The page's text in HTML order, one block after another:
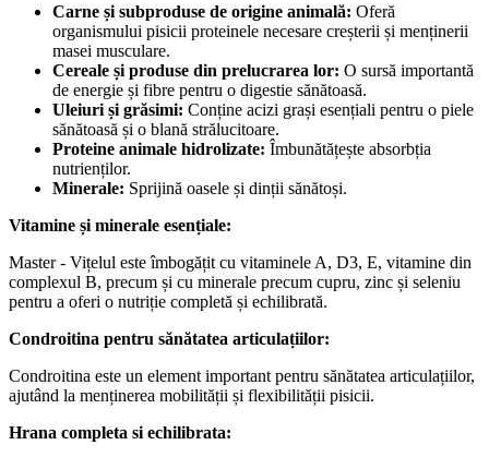
Carne și subproduse de origine animală: Oferă
organismului pisicii proteinele necesare creșterii și menținerii
masei musculare.
Cereale și produse din prelucrarea lor: O sursă importantă
de energie și fibre pentru o digestie sănătoasă.
Uleiuri și grăsimi: Conține acizi grași esențiali pentru o piele
sănătoasă și o blană strălucitoare.
Proteine animale hidrolizate: Îmbunătățește absorbția
nutrienților.
Minerale: Sprijină oasele și dinții sănătoși.
Vitamine și minerale esențiale:
Master - Vițelul este îmbogățit cu vitaminele A, D3, E, vitamine din
complexul B, precum și cu minerale precum cupru, zinc și seleniu
pentru a oferi o nutriție completă și echilibrată.
Condroitina pentru sănătatea articulațiilor:
Condroitina este un element important pentru sănătatea articulațiilor,
ajutând la menținerea mobilității și flexibilității pisicii.
Hrana completa si echilibrata: